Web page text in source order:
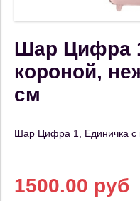
Шар Цифра
короной,
см
Шар Цифра 1, Единичка с
1500.00 руб